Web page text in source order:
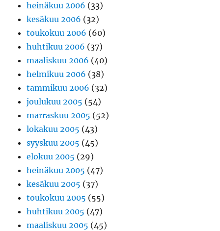
heinäkuu 2006 (33)
kesäkuu 2006 (32)
toukokuu 2006 (60)
huhtikuu 2006 (37)
maaliskuu 2006 (40)
helmikuu 2006 (38)
tammikuu 2006 (32)
joulukuu 2005 (54)
marraskuu 2005 (52)
lokakuu 2005 (43)
syyskuu 2005 (45)
elokuu 2005 (29)
heinäkuu 2005 (47)
kesäkuu 2005 (37)
toukokuu 2005 (55)
huhtikuu 2005 (47)
maaliskuu 2005 (45)